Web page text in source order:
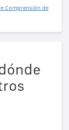
Comprensión de